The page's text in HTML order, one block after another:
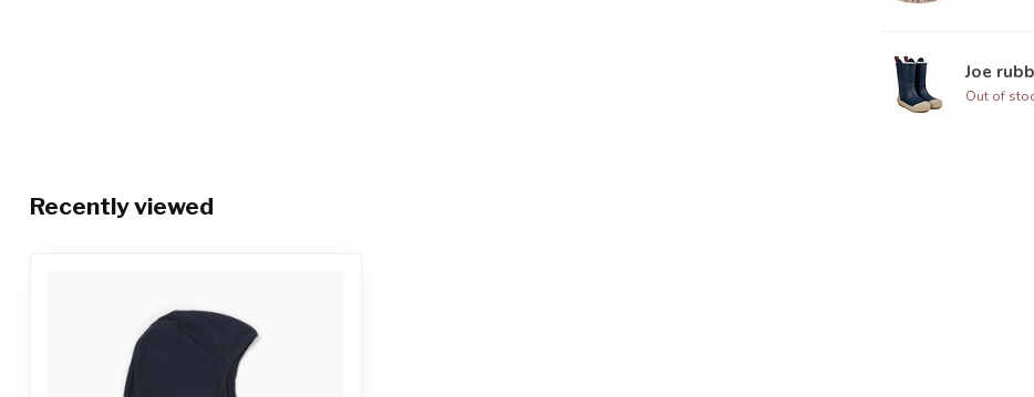
Joe
Out of
Recently viewed